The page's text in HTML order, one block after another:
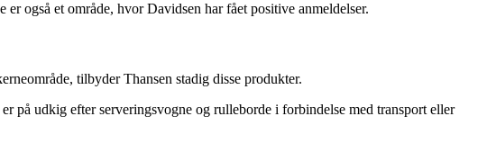
også et område, hvor Davidsen har fået positive anmeldelser.
tilbyder Thansen stadig disse produkter.
på udkig efter serveringsvogne og rulleborde i forbindelse med transport eller